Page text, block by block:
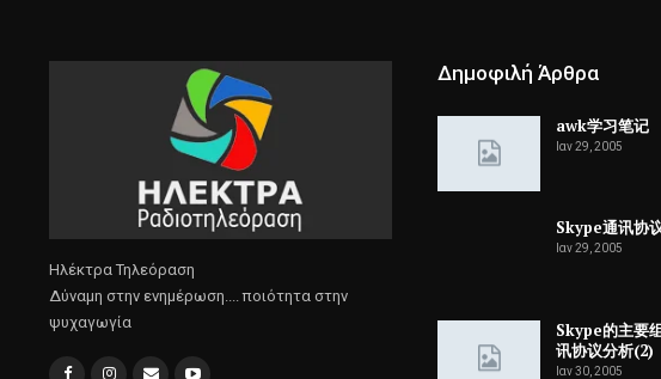
Ηλέκτρα Τηλεόραση
Δύναμη στην ενημέρωση.... ποιότητα στην
ψυχαγωγία
Δημοφιλή Άρθρα
awk学习笔记
Ιαν 29, 2005
Skype通讯协
Ιαν 29, 2005
Skype的主要
讯协议分析(2)
Ιαν 30, 2005